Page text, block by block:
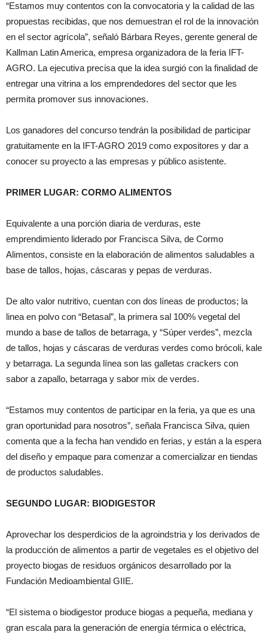
“Estamos muy contentos con la convocatoria y la calidad de las
propuestas recibidas, que nos demuestran el rol de la innovación
en el sector agrícola”, señaló Bárbara Reyes, gerente general de
Kallman Latin America, empresa organizadora de la feria IFT-
AGRO. La ejecutiva precisa que la idea surgió con la finalidad de
entregar una vitrina a los emprendedores del sector que les
permita promover sus innovaciones.
Los ganadores del concurso tendrán la posibilidad de participar
gratuitamente en la IFT-AGRO 2019 como expositores y dar a
conocer su proyecto a las empresas y público asistente.
PRIMER LUGAR: CORMO ALIMENTOS
Equivalente a una porción diaria de verduras, este
emprendimiento liderado por Francisca Silva, de Cormo
Alimentos, consiste en la elaboración de alimentos saludables a
base de tallos, hojas, cáscaras y pepas de verduras.
De alto valor nutritivo, cuentan con dos líneas de productos; la
linea en polvo con “Betasal”, la primera sal 100% vegetal del
mundo a base de tallos de betarraga, y “Súper verdes”, mezcla
de tallos, hojas y cáscaras de verduras verdes como brócoli, kale
y betarraga. La segunda línea son las galletas crackers con
sabor a zapallo, betarraga y sabor mix de verdes.
“Estamos muy contentos de participar en la feria, ya que es una
gran oportunidad para nosotros”, señala Francisca Silva, quien
comenta que a la fecha han vendido en ferias, y están a la espera
del diseño y empaque para comenzar a comercializar en tiendas
de productos saludables.
SEGUNDO LUGAR: BIODIGESTOR
Aprovechar los desperdicios de la agroindstria y los derivados de
la producción de alimentos a partir de vegetales es el objetivo del
proyecto biogas de residuos orgánicos desarrollado por la
Fundación Medioambiental GIIE.
“El sistema o biodigestor produce biogas a pequeña, mediana y
gran escala para la generación de energía térmica o eléctrica,